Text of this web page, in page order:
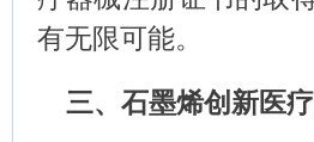
有无限可能。
三、石墨烯创新医